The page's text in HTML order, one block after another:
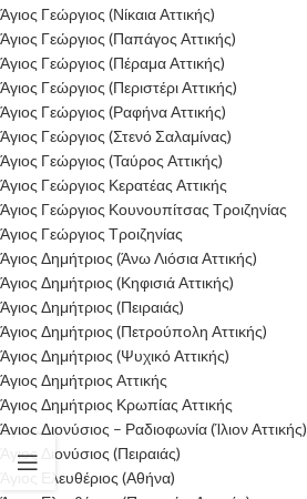
Άγιος Γεώργιος (Νίκαια Αττικής)
Άγιος Γεώργιος (Παπάγος Αττικής)
Άγιος Γεώργιος (Πέραμα Αττικής)
Άγιος Γεώργιος (Περιστέρι Αττικής)
Άγιος Γεώργιος (Ραφήνα Αττικής)
Άγιος Γεώργιος (Στενό Σαλαμίνας)
Άγιος Γεώργιος (Ταύρος Αττικής)
Άγιος Γεώργιος Κερατέας Αττικής
Άγιος Γεώργιος Κουνουπίτσας Τροιζηνίας
Άγιος Γεώργιος Τροιζηνίας
Άγιος Δημήτριος (Άνω Λιόσια Αττικής)
Άγιος Δημήτριος (Κηφισιά Αττικής)
Άγιος Δημήτριος (Πειραιάς)
Άγιος Δημήτριος (Πετρούπολη Αττικής)
Άγιος Δημήτριος (Ψυχικό Αττικής)
Άγιος Δημήτριος Αττικής
Άγιος Δημήτριος Κρωπίας Αττικής
Άγιος Διονύσιος – Ραδιοφωνία (Ίλιον Αττικής)
Άγιος Διονύσιος (Πειραιάς)
Άγιος Ελευθέριος (Αθήνα)